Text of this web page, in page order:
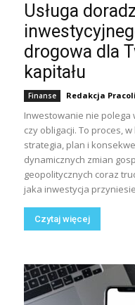
Usługa
drogowa dla
kapitału
Finanse Redakcja
Inwestowanie nie polega
czy obligacji. To proces,
strategia, plan i
dynamicznych zmian
geopolitycznych coraz
jaka inwestycja
Czytaj więcej